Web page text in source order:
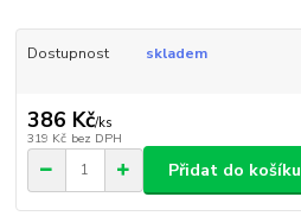
Dostupnost skladem
386 Kč/ks
319 Kč bez DPH
Přidat do košíku